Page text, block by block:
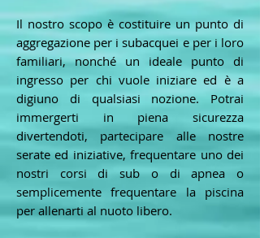
Il nostro scopo è costituire un punto di
aggregazione per i subacquei e per i loro
familiari, nonché un ideale punto di
ingresso per chi vuole iniziare ed è a
digiuno di qualsiasi nozione. Potrai
immergerti in piena sicurezza
divertendoti, partecipare alle nostre
serate ed iniziative, frequentare uno dei
nostri corsi di sub o di apnea o
semplicemente frequentare la piscina
per allenarti al nuoto libero.